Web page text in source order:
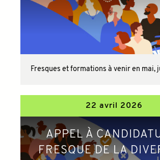
Fresques et formations à venir en mai,
22 avril 2026
APPEL À
FRESQUE DE LA